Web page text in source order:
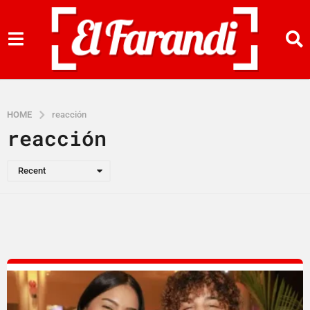
HOME reacción
reacción
Recent